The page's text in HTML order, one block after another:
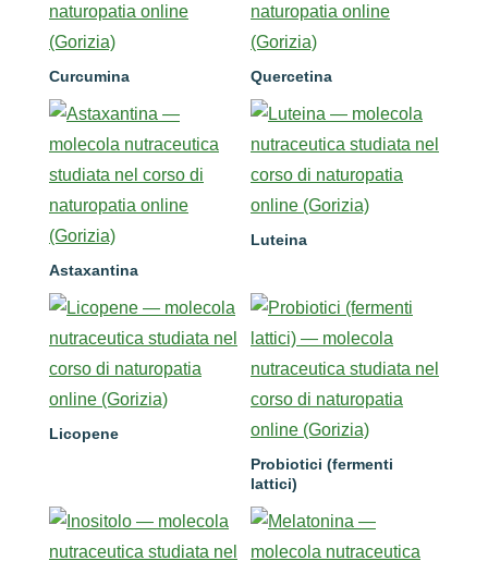
Curcumina Quercetina
Astaxantina
Luteina
Licopene
Probiotici (fermenti
lattici)